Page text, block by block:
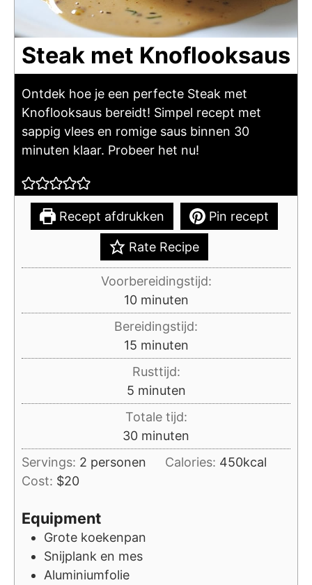
Steak met Knoflooksaus
Ontdek hoe je een perfecte Steak met
Knoflooksaus bereidt! Simpel recept met
sappig vlees en romige saus binnen 30
minuten klaar. Probeer het nu!
Recept afdrukken Pin recept
Rate Recipe
Voorbereidingstijd:
10minuten
minuten
Bereidingstijd:
15minuten
minuten
Rusttijd:
5minuten
minuten
Totale tijd:
30minuten
minuten
Servings: 2 personen Calories: 450kcal
Cost: $20
Equipment
Grote koekenpan
Snijplank en mes
Aluminiumfolie